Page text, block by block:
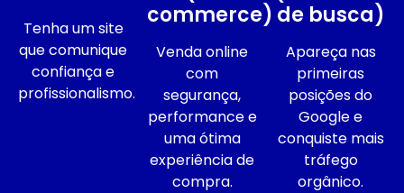
Tenha um site
que comunique
confiança e
profissionalismo.
commerce)
Venda online
com
segurança,
performance e
uma ótima
experiência de
compra.
de busca)
Apareça nas
primeiras
posições do
Google e
conquiste mais
tráfego
orgânico.